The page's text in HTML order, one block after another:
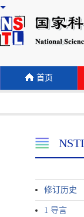
首页
修订历史
1 导言